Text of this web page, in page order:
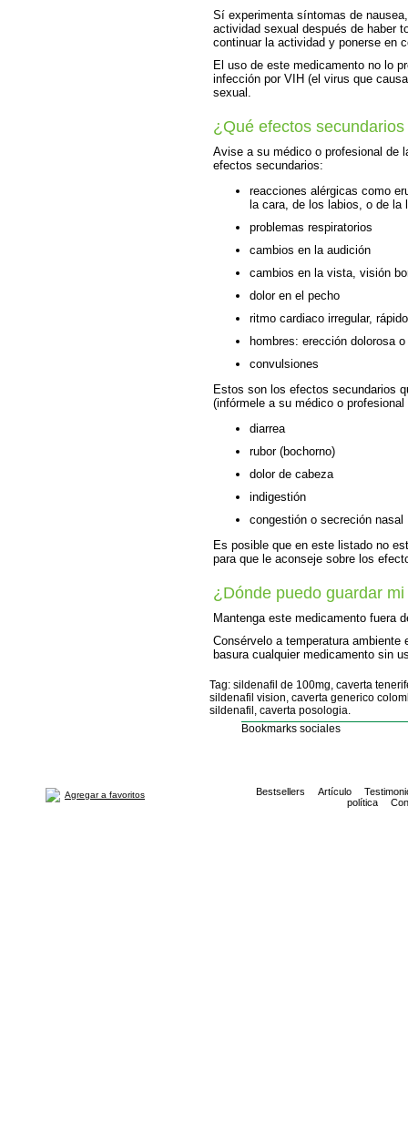
Sí experimenta síntomas de
actividad sexual después de haber
continuar la actividad y ponerse en
El uso de este medicamento no lo
infección por VIH (el virus que
sexual.
¿Qué efectos
Avise a su médico o profesional de
efectos secundarios:
reacciones alérgicas como
la cara, de los labios, o de la
problemas respiratorios
cambios en la audición
cambios en la vista, visión
dolor en el pecho
ritmo cardiaco irregular, rápido
hombres: erección dolorosa
convulsiones
Estos son los efectos secundarios
(infórmele a su médico o
diarrea
rubor (bochorno)
dolor de cabeza
indigestión
congestión o secreción nasal
Es posible que en este listado no
para que le aconseje sobre los
¿Dónde puedo guardar
Mantenga este medicamento fuera
Consérvelo a temperatura ambiente
basura cualquier medicamento sin
Tag: sildenafil de 100mg, caverta
sildenafil vision, caverta generico
sildenafil, caverta posologia.
Bookmarks sociales
Agregar a favoritos Bestsellers Artículo
política